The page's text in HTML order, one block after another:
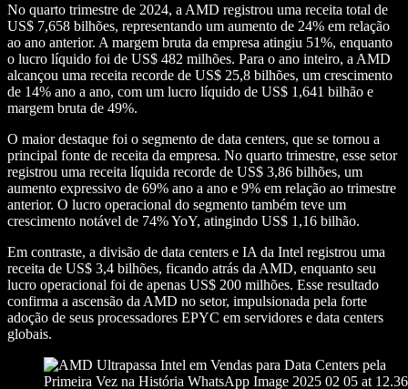
No quarto trimestre de 2024, a AMD registrou uma receita total de
US$ 7,658 bilhões, representando um aumento de 24% em relação
ao ano anterior. A margem bruta da empresa atingiu 51%, enquanto
o lucro líquido foi de US$ 482 milhões. Para o ano inteiro, a AMD
alcançou uma receita recorde de US$ 25,8 bilhões, um crescimento
de 14% ano a ano, com um lucro líquido de US$ 1,641 bilhão e
margem bruta de 49%.
O maior destaque foi o segmento de data centers, que se tornou a
principal fonte de receita da empresa. No quarto trimestre, esse setor
registrou uma receita líquida recorde de US$ 3,86 bilhões, um
aumento expressivo de 69% ano a ano e 9% em relação ao trimestre
anterior. O lucro operacional do segmento também teve um
crescimento notável de 74% YoY, atingindo US$ 1,16 bilhão.
Em contraste, a divisão de data centers e IA da Intel registrou uma
receita de US$ 3,4 bilhões, ficando atrás da AMD, enquanto seu
lucro operacional foi de apenas US$ 200 milhões. Esse resultado
confirma a ascensão da AMD no setor, impulsionada pela forte
adoção de seus processadores EPYC em servidores e data centers
globais.